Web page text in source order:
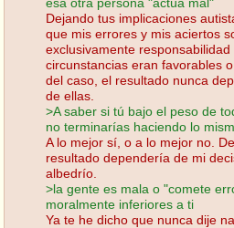
Dejando tus implicaciones
que mis errores y mis aciertos
exclusivamente
circunstancias eran favorables
del caso, el resultado nunca
de ellas.
>A saber si tú bajo el peso de
no terminarías haciendo lo
A lo mejor sí, o a lo mejor no.
resultado dependería de mi
albedrío.
>la gente es mala o "comete
moralmente inferiores a ti
Ya te he dicho que nunca dije